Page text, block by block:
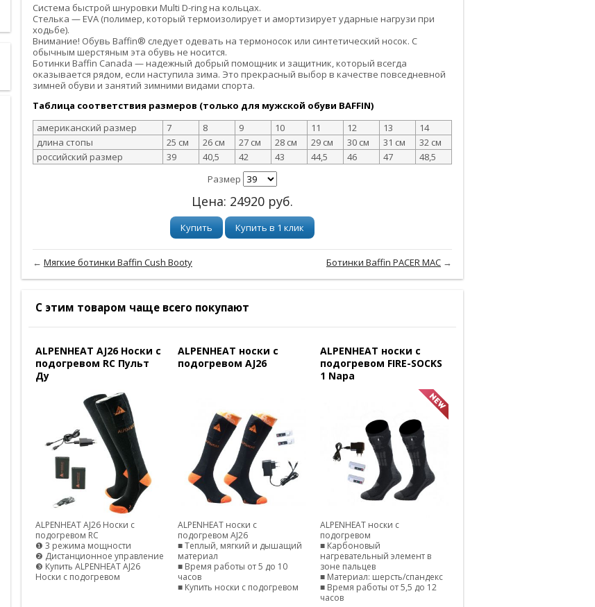
Система быстрой шнуровки Multi D-ring на кольцах.
Стелька — EVA (полимер, который термоизолирует и амортизирует ударные нагрузи при
ходьбе).
Внимание! Обувь Baffin® следует одевать на термоносок или синтетический носок. С
обычным шерстяным эта обувь не носится.
Ботинки Baffin Canada — надежный добрый помощник и защитник, который всегда
оказывается рядом, если наступила зима. Это прекрасный выбор в качестве повседневной
зимней обуви и занятий зимними видами спорта.
Таблица соответствия размеров (только для мужской обуви BAFFIN)
американский размер
7 8 9 10 11 12 13
14
длина стопы
25 см 26 см 27 см 28 см 29 см 30 см 31 см
32 см
российский размер
39 40,5 42 43 44,5 46 47
48,5
Размер
Цена: 24920 руб.
Купить Купить в 1 клик
← Мягкие ботинки Baffin Cush Booty Ботинки Baffin PACER MAC →
С этим товаром чаще всего покупают
ALPENHEAT AJ26 Носки с
подогревом RC Пульт
Ду
ALPENHEAT AJ26 Носки с
подогревом RC
❶ 3 режима мощности
❷ Дистанционное управление
❸ Купить ALPENHEAT AJ26
Носки с подогревом
ALPENHEAT носки с
подогревом AJ26
ALPENHEAT носки с
подогревом AJ26
■ Теплый, мягкий и дышащий
материал
■ Время работы от 5 до 10
часов
■ Купить носки с подогревом
ALPENHEAT носки с
подогревом FIRE-SOCKS
1 Napa
ALPENHEAT носки с
подогревом
■ Карбоновый
нагревательный элемент в
зоне пальцев
■ Материал: шерсть/спандекс
■ Время работы от 5,5 до 12
часов